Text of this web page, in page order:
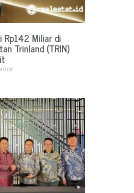
Rp142 Miliar di
Trinland (TRIN)